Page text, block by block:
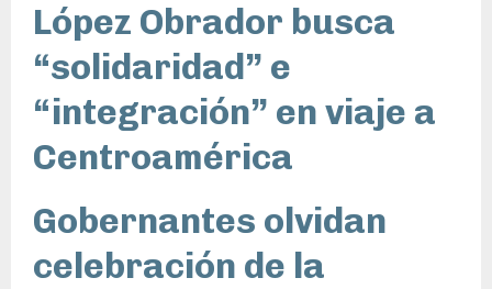
López Obrador busca
“solidaridad” e
“integración” en viaje a
Centroamérica
Gobernantes olvidan
celebración de la